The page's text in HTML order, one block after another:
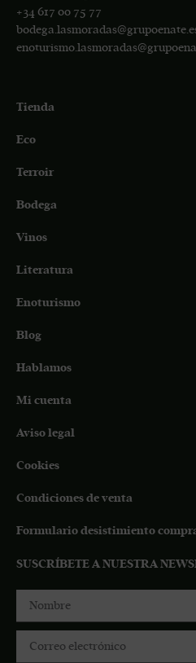
+34 617 00 75 77
Tienda
Eco
Terroir
Bodega
Vinos
Literatura
Enoturismo
Blog
Hablamos
Mi cuenta
Aviso legal
Cookies
Condiciones de venta
Formulario desistimiento
SUSCRÍBETE A NUESTRA